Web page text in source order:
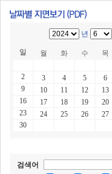
년
일 월 화 수 목
2
3 4 5 6
9
10 11 12 13
16
17 18 19 20
23
24 25 26 27
30
검색어